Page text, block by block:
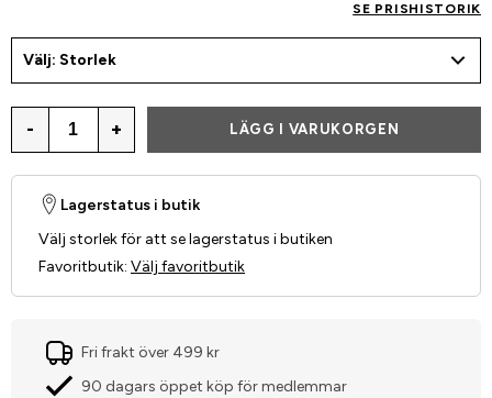
SE PRISHISTORIK
Välj: Storlek
- + LÄGG I VARUKORGEN
Lagerstatus i butik
Välj storlek för att se lagerstatus i butiken
Favoritbutik: Välj favoritbutik
Fri frakt över 499 kr
90 dagars öppet köp för medlemmar